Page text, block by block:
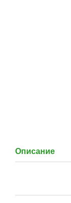
Описание